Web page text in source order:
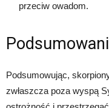
przeciw owadom.
Podsumowując,
zwłaszcza poza wyspą